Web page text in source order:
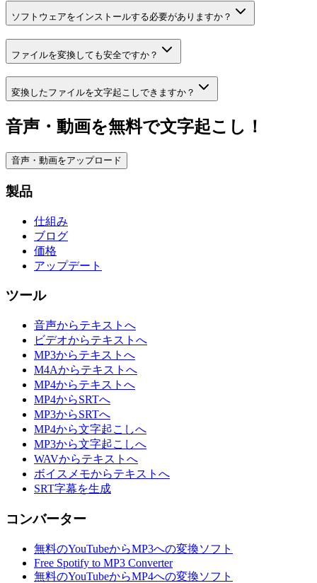
ソフトウェアをインストールする必要がありますか？
ファイルを変換しても安全ですか？
変換したファイルを文字起こしできますか？
音声・動画を無料で文字起こし！
音声・動画をアップロード
製品
仕組み
ブログ
価格
アップデート
ツール
音声からテキストへ
ビデオからテキストへ
MP3からテキストへ
M4Aからテキストへ
MP4からテキストへ
MP4からSRTへ
MP3からSRTへ
MP4から文字起こしへ
MP3から文字起こしへ
WAVからテキストへ
ボイスメモからテキストへ
SRT字幕を生成
コンバーター
無料のYouTubeからMP3への変換ソフト
Free Spotify to MP3 Converter
無料のYouTubeからMP4への変換ソフト